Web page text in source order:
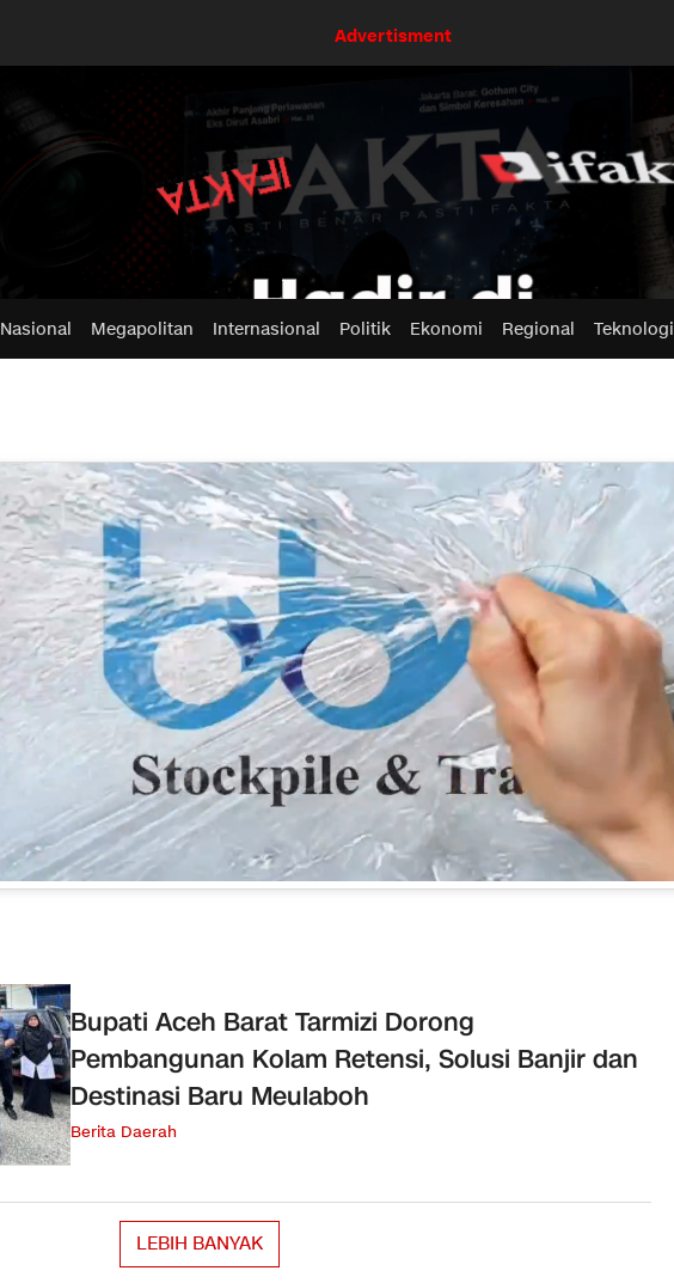
Advertisment
Nasional Megapolitan Internasional Politik Ekonomi Regional Teknologi
Bupati Aceh Barat Tarmizi Dorong
Pembangunan Kolam Retensi, Solusi Banjir dan
Destinasi Baru Meulaboh
Berita Daerah
LEBIH BANYAK